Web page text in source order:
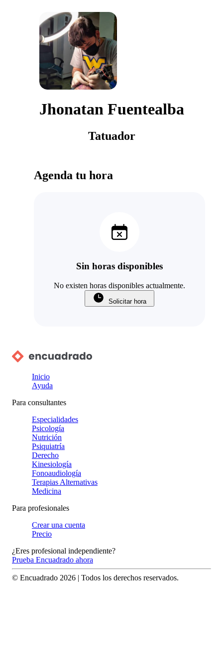
Jhonatan Fuentealba
Tatuador
Agenda tu hora
Sin horas disponibles
No existen horas disponibles actualmente.
Solicitar hora
Inicio
Ayuda
Para consultantes
Especialidades
Psicología
Nutrición
Psiquiatría
Derecho
Kinesiología
Fonoaudiología
Terapias Alternativas
Medicina
Para profesionales
Crear una cuenta
Precio
¿Eres profesional independiente?
Prueba Encuadrado ahora
© Encuadrado 2026 | Todos los derechos reservados.